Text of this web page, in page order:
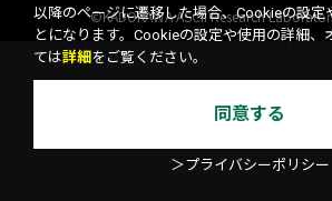
©KADOKAWA ASCII Research
以降のページに遷移した場合、Cookieの設定
とになります。Cookieの設定や使用の詳細、
ては詳細 をご覧ください。
同意する
＞プライバシーポリシー